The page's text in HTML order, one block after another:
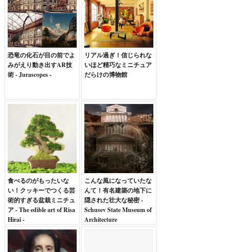
恐竜の化石が目の前でよ
みがえり動き出すAR技
術 - Jurascopes -
リアル過ぎ！信じられな
いほど精巧なミニチュア
だらけの博物館
食べるのがもったいな
い！クッキーでつくる芸
術的すぎる盆栽ミニチュ
ア - The edible art of Risa
Hirai -
こんな風になっていたな
んて！有名建築の地下に
隠された壮大な秘密 -
Schusev State Museum of
Architecture